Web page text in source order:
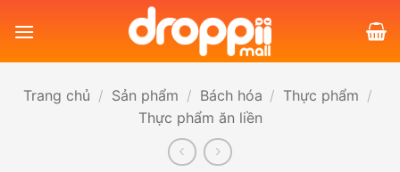
qua
Trang chủ / Sản phẩm / Bách hóa / Thực phẩm /
Thực phẩm ăn liền